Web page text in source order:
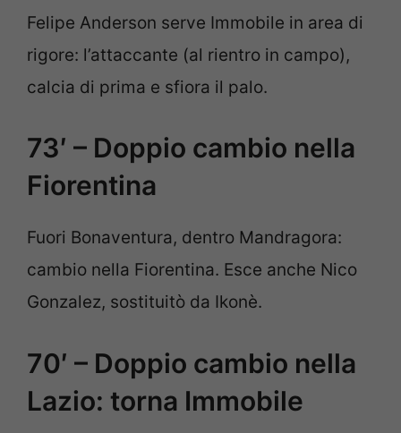
Felipe Anderson serve Immobile in area di
rigore: l’attaccante (al rientro in campo),
calcia di prima e sfiora il palo.
73′ – Doppio cambio nella
Fiorentina
Fuori Bonaventura, dentro Mandragora:
cambio nella Fiorentina. Esce anche Nico
Gonzalez, sostituitò da Ikonè.
70′ – Doppio cambio nella
Lazio: torna Immobile